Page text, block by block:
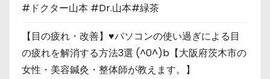
#ドクター山本 #Dr.山本#緑茶
【目の疲れ・改善】♥パソコンの使い過ぎによる目
の疲れを解消する方法3選 (^0^)b【大阪府茨木市の
女性・美容鍼灸・整体師が教えます。】